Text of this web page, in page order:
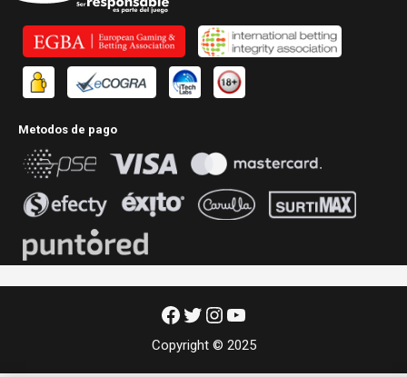
Metodos de pago
Facebook
Twitter
Instagram
YouTube
Copyright © 2025